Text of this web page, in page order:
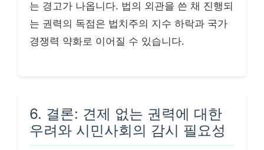
는 경고가 나옵니다. 법의 외관을 쓴 채 진행되
는 권력의 독점은 법치주의 지수 하락과 국가
경쟁력 약화로 이어질 수 있습니다.
6. 결론: 견제 없는 권력에 대한
우려와 시민사회의 감시 필요성